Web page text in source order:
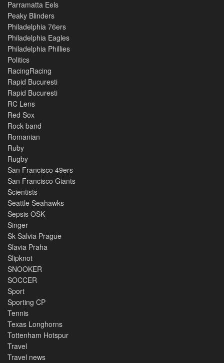
Parramatta Eels
Peaky Blinders
Philadelphia 76ers
Philadelphia Eagles
Philadelphia Phillies
Politics
RacingRacing
Rapid Bucuresti
Rapid Bucuresti
RC Lens
Red Sox
Rock band
Romanian
Ruby
Rugby
San Francisco 49ers
San Francisco Giants
Scientists
Seattle Seahawks
Sepsis OSK
Singer
Sk Salvia Prague
Slavia Praha
Slipknot
SNOOKER
SOCCER
Sport
Sporting CP
Tennis
Texas Longhorns
Tottenham Hotspur
Travel
Travel news